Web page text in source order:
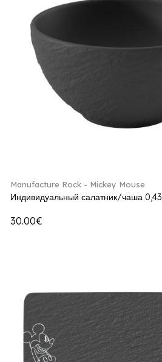
Manufacture Rock - Mickey Mouse
Индивидуальный салатник/чаша 0,43 l
30.00€